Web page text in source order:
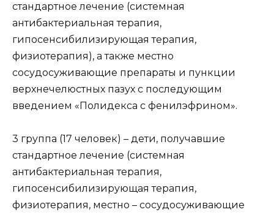
стандартное лечение (системная
антибактериальная терапия,
гипосенсибилизирующая терапия,
физиотерапия), а также местно
сосудосуживающие препараты и пункции
верхнечелюстных пазух с последующим
введением «Полидекса с фенилэфрином».
3 группа (17 человек) – дети, получавшие
стандартное лечение (системная
антибактериальная терапия,
гипосенсибилизирующая терапия,
физиотерапия, местно – сосудосуживающие